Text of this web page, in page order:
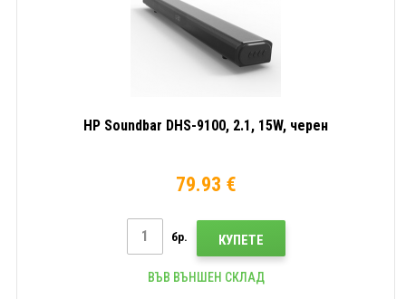
HP Soundbar DHS-9100, 2.1, 15W, черен
79.93 €
бр. КУПЕТЕ
ВЪВ ВЪНШЕН СКЛАД